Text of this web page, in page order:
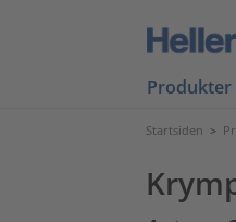
Produkter
Startsiden >